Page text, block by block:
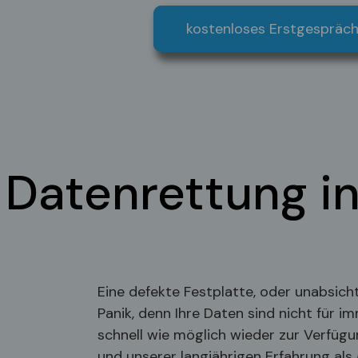
kostenloses
Datenrettung
Eine defekte Festplatte, oder
Panik, denn Ihre Daten sind nicht für
schnell wie möglich wieder zur